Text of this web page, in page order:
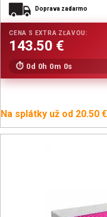
Doprava zadarmo
0d 0h 0m 0s
Na splátky už od 20.50 €